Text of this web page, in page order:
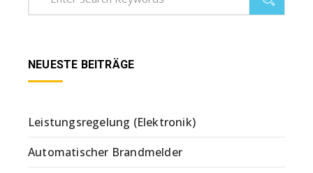
NEUESTE BEITRÄGE
Leistungsregelung (Elektronik)
Automatischer Brandmelder